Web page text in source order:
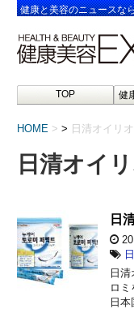
健康と美容のニュースな
TOP 健
HOME > 日清オイリオ
日清オイ
日
日
ロ
日